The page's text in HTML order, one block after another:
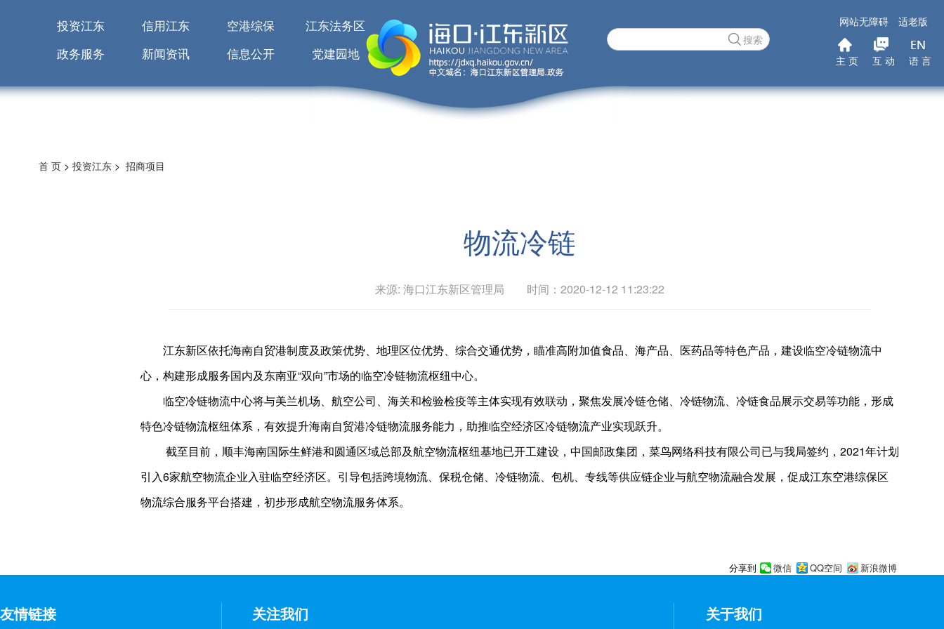
投资江东 信用江东 空港综保
江东法务区
政务服务
新闻资讯 信息公开 党建园地
搜索
网站无障碍 适老版
主 页 互 动 语 言
首 页 > 投资江东 > 招商项目
物流冷链
来源: 海口江东新区管理局 时间：2020-12-12 11:23:22
江东新区依托海南自贸港制度及政策优势、地理区位优势、综合交通优势，瞄准高附加值食品、海产品、医药品等特色产品，建设临空冷链物流中
心，构建形成服务国内及东南亚“双向”市场的临空冷链物流枢纽中心。
临空冷链物流中心将与美兰机场、航空公司、海关和检验检疫等主体实现有效联动，聚焦发展冷链仓储、冷链物流、冷链食品展示交易等功能，形成
特色冷链物流枢纽体系，有效提升海南自贸港冷链物流服务能力，助推临空经济区冷链物流产业实现跃升。
截至目前，顺丰海南国际生鲜港和圆通区域总部及航空物流枢纽基地已开工建设，中国邮政集团，菜鸟网络科技有限公司已与我局签约，2021年计划
引入6家航空物流企业入驻临空经济区。引导包括跨境物流、保税仓储、冷链物流、包机、专线等供应链企业与航空物流融合发展，促成江东空港综保区
物流综合服务平台搭建，初步形成航空物流服务体系。
分享到 微信 QQ空间 新浪微博
友情链接 关注我们 关于我们